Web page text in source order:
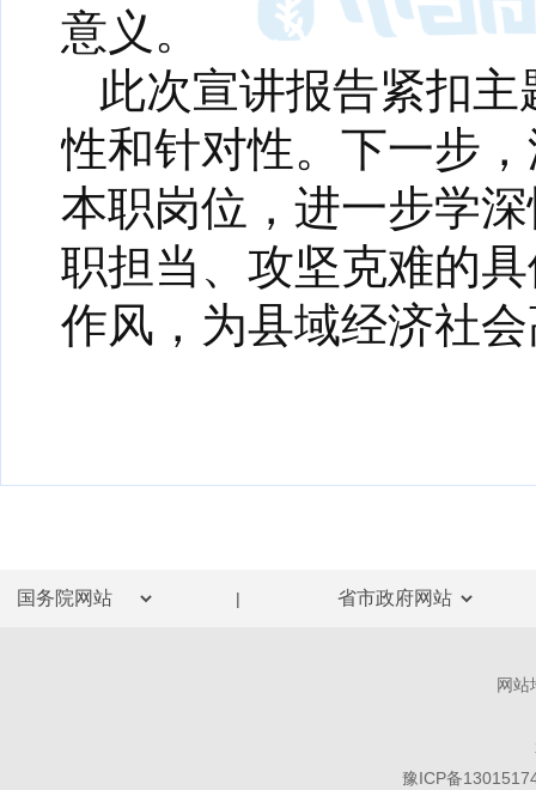
意义。
此次宣讲报告紧扣
性和针对性。下一步
本职岗位，进一步学
职担当、攻坚克难的
作风，为县域经济社
|
网站
豫ICP备